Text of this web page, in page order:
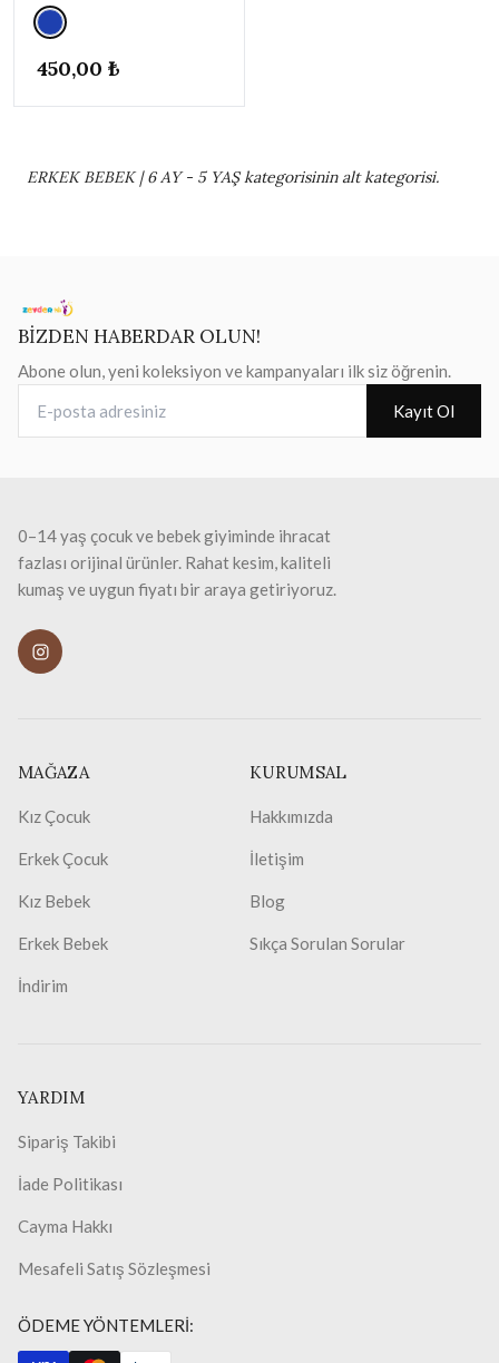
Yeşil
BEDEN▾
0-1
CM) 1
104CM)
9-12 AY
(74-
80CM) 2
450,00 ₺
ERKEK BEBEK | 6 AY - 5 YAŞ kategorisinin alt kategorisi.
BİZDEN HABERDAR OLUN!
Abone olun, yeni koleksiyon ve kampanyaları ilk siz öğrenin.
Kayıt Ol
0–14 yaş çocuk ve bebek giyiminde ihracat
fazlası orijinal ürünler. Rahat kesim, kaliteli
kumaş ve uygun fiyatı bir araya getiriyoruz.
MAĞAZA
Kız Çocuk
Erkek Çocuk
Kız Bebek
Erkek Bebek
İndirim
KURUMSAL
Hakkımızda
İletişim
Blog
Sıkça Sorulan Sorular
YARDIM
Sipariş Takibi
İade Politikası
Cayma Hakkı
Mesafeli Satış Sözleşmesi
ÖDEME YÖNTEMLERİ: